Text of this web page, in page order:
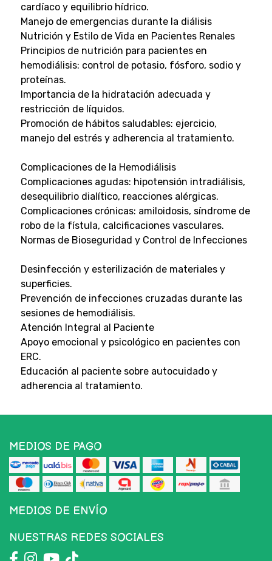
cardíaco y equilibrio hídrico.
Manejo de emergencias durante la diálisis
Nutrición y Estilo de Vida en Pacientes Renales
Principios de nutrición para pacientes en
hemodiálisis: control de potasio, fósforo, sodio y
proteínas.
Importancia de la hidratación adecuada y
restricción de líquidos.
Promoción de hábitos saludables: ejercicio,
manejo del estrés y adherencia al tratamiento.
Complicaciones de la Hemodiálisis
Complicaciones agudas: hipotensión intradiálisis,
desequilibrio dialítico, reacciones alérgicas.
Complicaciones crónicas: amiloidosis, síndrome de
robo de la fístula, calcificaciones vasculares.
Normas de Bioseguridad y Control de Infecciones
Desinfección y esterilización de materiales y
superficies.
Prevención de infecciones cruzadas durante las
sesiones de hemodiálisis.
Atención Integral al Paciente
Apoyo emocional y psicológico en pacientes con
ERC.
Educación al paciente sobre autocuidado y
adherencia al tratamiento.
MEDIOS DE PAGO
MEDIOS DE ENVÍO
NUESTRAS REDES SOCIALES